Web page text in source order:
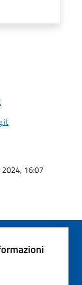
2024, 16:07